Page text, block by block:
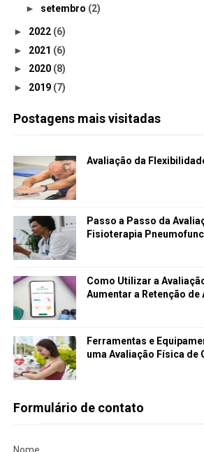
► setembro (2)
► 2022 (6)
► 2021 (6)
► 2020 (8)
► 2019 (7)
Postagens mais visitadas
Avaliação da
Passo a Passo da
Fisioterapia
Como Utilizar a
Aumentar a Retenção de
Ferramentas e
uma Avaliação Física de
Formulário de contato
Nome